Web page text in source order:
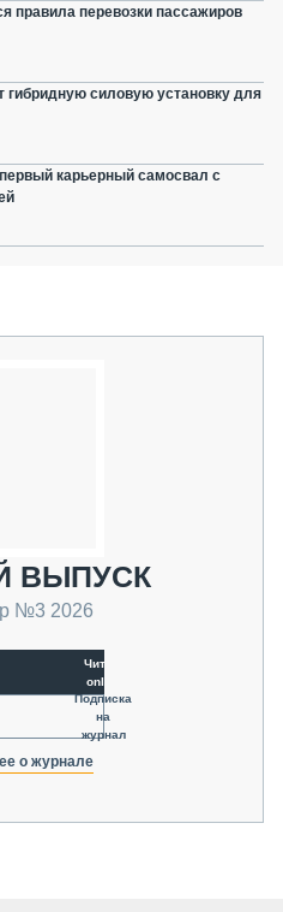
правила перевозки пассажиров
гибридную силовую установку для
карьерный самосвал с
ВЫПУСК
№3 2026
Читать
online
Подписка
на
журнал
о журнале